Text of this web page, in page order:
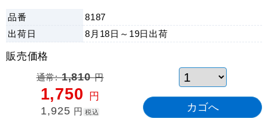
品番 8187
出荷日 8月18日～19日 出荷
販売価格
通常:1,810円
1,750 円
1,925 円 税込